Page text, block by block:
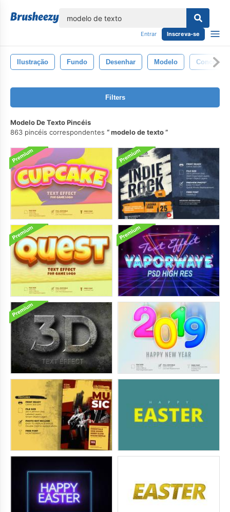
Entrar Inscreva-se
Ilustração Fundo Desenhar Modelo Conceito
Filters
Modelo De Texto Pincéis
863 pincéis correspondentes
modelo de texto